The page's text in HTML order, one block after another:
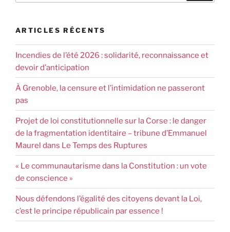
ARTICLES RÉCENTS
Incendies de l’été 2026 : solidarité, reconnaissance et
devoir d’anticipation
À Grenoble, la censure et l’intimidation ne passeront
pas
Projet de loi constitutionnelle sur la Corse : le danger
de la fragmentation identitaire – tribune d’Emmanuel
Maurel dans Le Temps des Ruptures
« Le communautarisme dans la Constitution : un vote
de conscience »
Nous défendons l’égalité des citoyens devant la Loi,
c’est le principe républicain par essence !